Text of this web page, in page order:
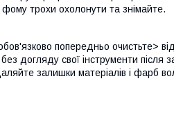
трохи охолонути та знімайте.
попередньо очистьте>
догляду свої інструменти після
залишки матеріалів і фарб